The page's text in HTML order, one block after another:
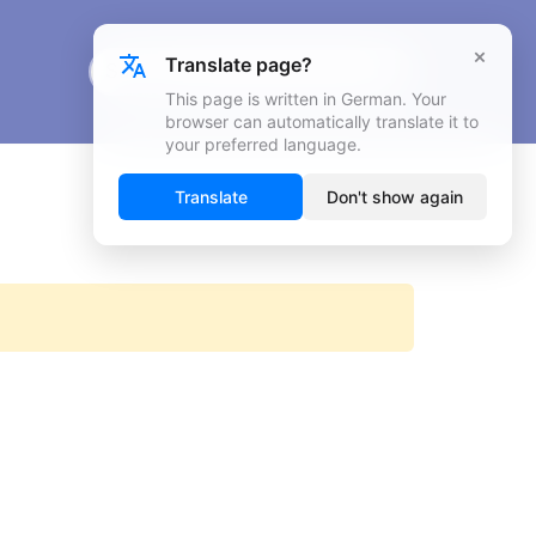
Translate page?
This page is written in German. Your
browser can automatically translate it to
your preferred language.
Translate Don't show again
×